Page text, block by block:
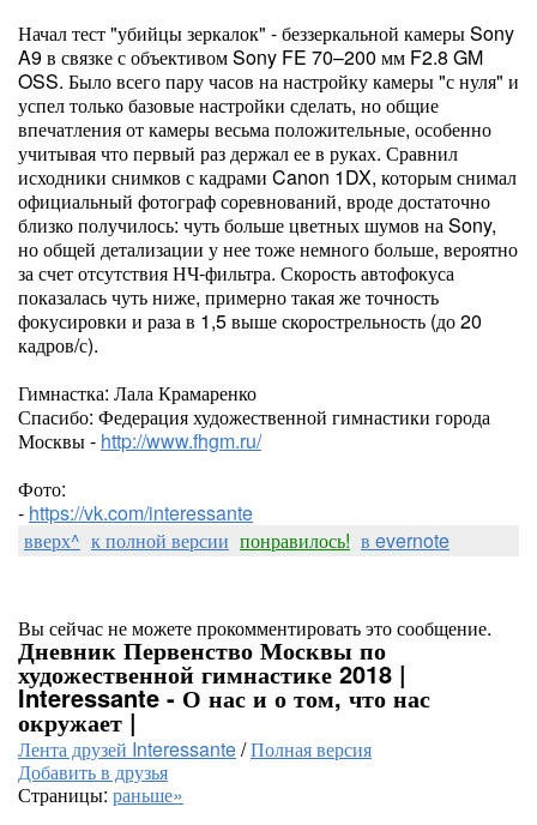
Начал тест "убийцы зеркалок" - беззеркальной камеры Sony
A9 в связке с объективом Sony FE 70–200 мм F2.8 GM
OSS. Было всего пару часов на настройку камеры "с нуля" и
успел только базовые настройки сделать, но общие
впечатления от камеры весьма положительные, особенно
учитывая что первый раз держал ее в руках. Сравнил
исходники снимков с кадрами Canon 1DX, которым снимал
официальный фотограф соревнований, вроде достаточно
близко получилось: чуть больше цветных шумов на Sony,
но общей детализации у нее тоже немного больше, вероятно
за счет отсутствия НЧ-фильтра. Скорость автофокуса
показалась чуть ниже, примерно такая же точность
фокусировки и раза в 1,5 выше скорострельность (до 20
кадров/с).
Гимнастка: Лала Крамаренко
Спасибо: Федерация художественной гимнастики города
Москвы - http://www.fhgm.ru/
Фото:
- https://vk.com/interessante
вверх^ к полной версии понравилось! в evernote
Вы сейчас не можете прокомментировать это сообщение.
Дневник Первенство Москвы по
художественной гимнастике 2018 |
Interessante - О нас и о том, что нас
окружает |
Лента друзей Interessante/Полная версия
Добавить в друзья
Страницы: раньше»